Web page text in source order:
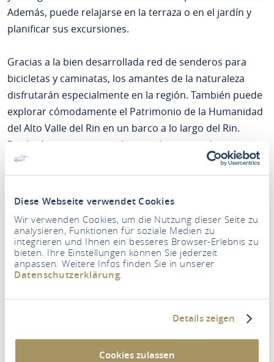
Diese Webseite verwendet Cookies
Wir verwenden Cookies, um die Nutzung dieser Seite zu
analysieren, Funktionen für soziale Medien zu
integrieren und Ihnen ein besseres Browser-Erlebnis zu
bieten. Ihre Einstellungen können Sie jederzeit
anpassen. Weitere Infos finden Sie in unserer
Datenschutzerklärung
Details zeigen
Cookies zulassen
Además, puede relajarse en la terraza o en el jardín y
planificar sus excursiones.
Gracias a la bien desarrollada red de senderos para
bicicletas y caminatas, los amantes de la naturaleza
disfrutarán especialmente en la región. También puede
explorar cómodamente el Patrimonio de la Humanidad
del Alto Valle del Rin en un barco a lo largo del Rin.
Recibirá un pase especial que incluye entrada gratuita
al Museo de Boppard y uso gratuito del transporte
público.